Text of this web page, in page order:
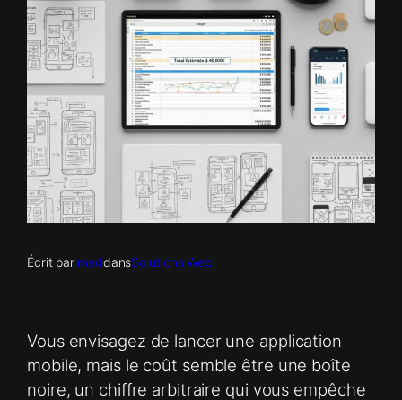
Écrit parimaddansSolutions Web
Vous envisagez de lancer une application
mobile, mais le coût semble être une boîte
noire, un chiffre arbitraire qui vous empêche